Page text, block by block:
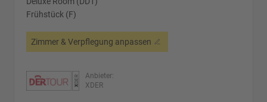
Frühstück (F)
Zimmer & Verpflegung anpassen
Anbieter:
XDER